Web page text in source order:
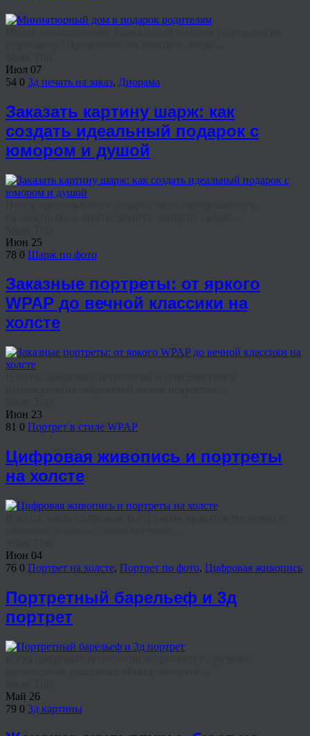
Июл 07
54 0 3д печать на заказ, Диорама
Заказать картину шарж: как
создать идеальный подарок с
юмором и душой
Июн 25
78 0 Шарж по фото
Заказные портреты: от яркого
WPAP до вечной классики на
холсте
Июн 23
81 0 Портрет в стиле WPAP
Цифровая живопись и портреты
на холсте
Июн 04
76 0 Портрет на холсте, Портрет по фото, Цифровая живопись
Портретный барельеф и 3д
портрет
Май 26
79 0 3д картины